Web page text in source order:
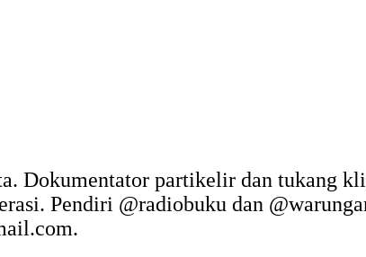
Dokumentator partikelir dan tukang
Pendiri @radiobuku dan